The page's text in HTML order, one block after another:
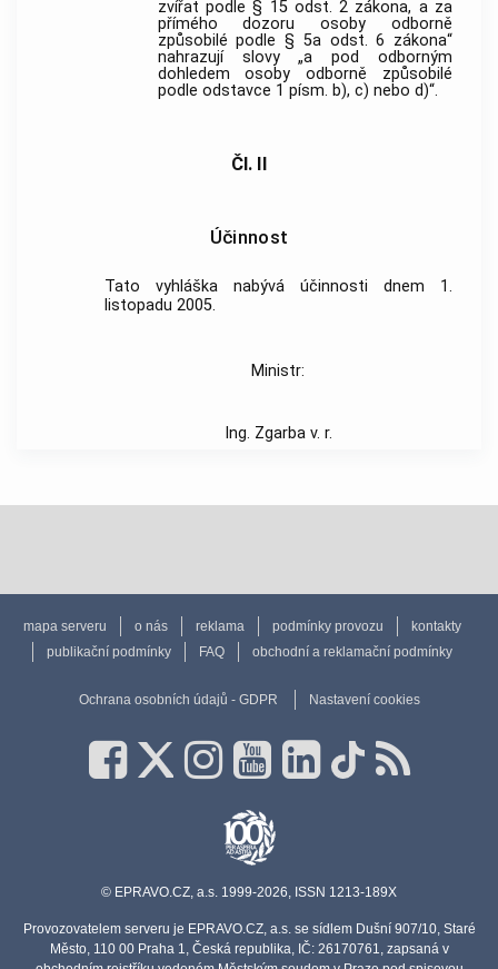
zvířat podle § 15 odst. 2 zákona, a za
přímého dozoru osoby odborně
způsobilé podle § 5a odst. 6 zákona“
nahrazují slovy „a pod odborným
dohledem osoby odborně způsobilé
podle odstavce 1 písm. b), c) nebo d)“.
Čl. II
Účinnost
Tato vyhláška nabývá účinnosti dnem 1.
listopadu 2005.
Ministr:
Ing. Zgarba v. r.
mapa serveru o nás reklama podmínky provozu
kontakty
publikační podmínky
FAQ obchodní a reklamační podmínky
Ochrana osobních údajů - GDPR Nastavení cookies
© EPRAVO.CZ, a.s. 1999-2026, ISSN 1213-189X
Provozovatelem serveru je EPRAVO.CZ, a.s. se sídlem Dušní 907/10, Staré
Město, 110 00 Praha 1, Česká republika, IČ: 26170761, zapsaná v